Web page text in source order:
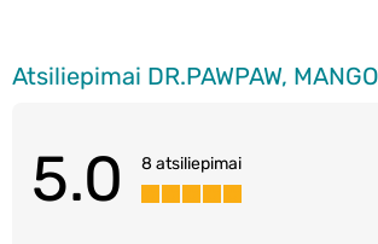
5.0 8 atsiliepimai